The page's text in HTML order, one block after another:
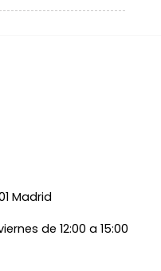
Madrid
de 12:00 a 15:00